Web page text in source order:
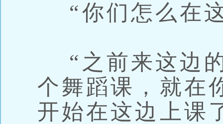
“你们怎么在
“之前来这边
个舞蹈课，就在
开始在这边上课